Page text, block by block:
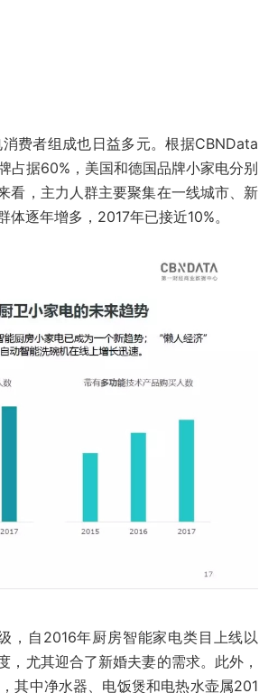
费者组成也日益多元。根据CBNData
占据60%，美国和德国品牌小家电分别
看，主力人群主要聚集在一线城市、新
逐年增多，2017年已接近10%。
，自2016年厨房智能家电类目上线以
尤其迎合了新婚夫妻的需求。此外，
其中净水器、电饭煲和电热水壶属201